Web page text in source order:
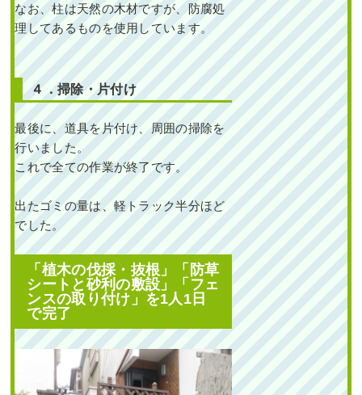
なお、柱は天然の木材ですが、防腐処
理してあるものを使用しています。
４．掃除・片付け
最後に、道具を片付け、周囲の掃除を
行いました。
これで全ての作業が終了です。
出たゴミの量は、軽トラック半分ほど
でした。
「植木の伐採・抜根」「防草
シートと砂利の敷設」「フェ
ンスの取り付け」を1人1日
で完了